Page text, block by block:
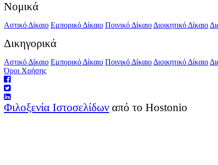
Νομικά
Αστικό Δίκαιο Εμπορικό Δίκαιο Ποινικό Δίκαιο Διοικητικό Δίκαιο
Δικηγορικά
Αστικό Δίκαιο Εμπορικό Δίκαιο Ποινικό Δίκαιο Διοικητικό Δίκαιο
Όροι Χρήσης
Φιλοξενία Ιστοσελίδων από το Hostonio